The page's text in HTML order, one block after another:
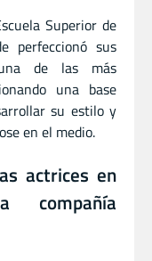
Superior de
perfeccionó sus
de las más
una base
su estilo y
en el medio.
actrices en